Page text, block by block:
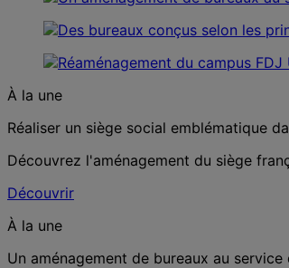
À la une
Réaliser un siège social emblématique
Découvrez l'aménagement du siège
Découvrir
À la une
Un aménagement de bureaux au